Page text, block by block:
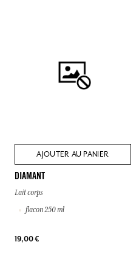
AJOUTER AU PANIER
DIAMANT
Lait corps
flacon 250 ml
19,00 €